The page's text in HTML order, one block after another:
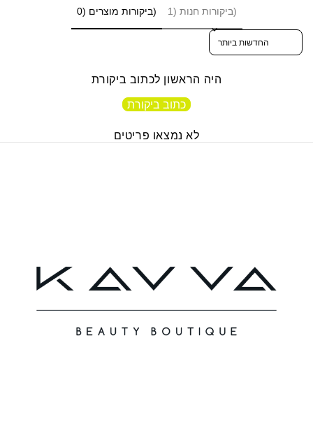
ביקורות מוצרים (0) ביקורות חנות (1)
Sort reviews by
היה הראשון לכתוב ביקורת
כתוב ביקורת
לא נמצאו פריטים